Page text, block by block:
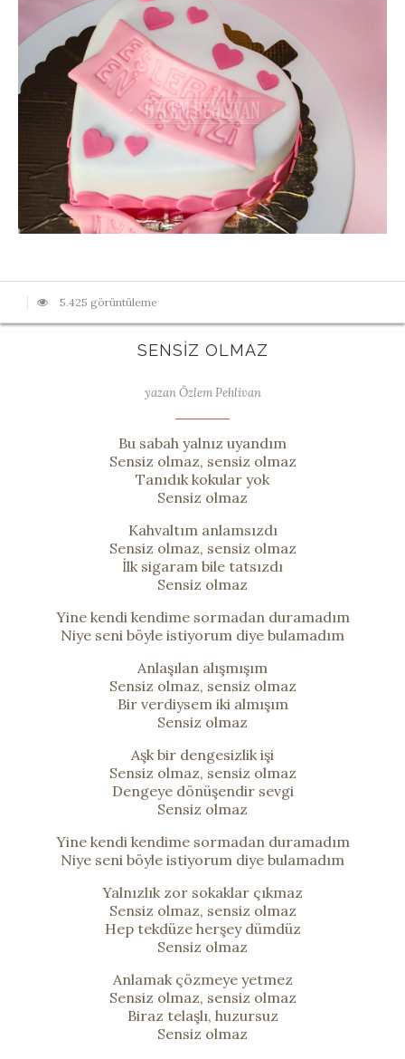
5.425 görüntüleme
SENSIZ OLMAZ
yazan Özlem Pehlivan
Bu sabah yalnız uyandım
Sensiz olmaz, sensiz olmaz
Tanıdık kokular yok
Sensiz olmaz
Kahvaltım anlamsızdı
Sensiz olmaz, sensiz olmaz
İlk sigaram bile tatsızdı
Sensiz olmaz
Yine kendi kendime sormadan duramadım
Niye seni böyle istiyorum diye bulamadım
Anlaşılan alışmışım
Sensiz olmaz, sensiz olmaz
Bir verdiysem iki almışım
Sensiz olmaz
Aşk bir dengesizlik işi
Sensiz olmaz, sensiz olmaz
Dengeye dönüşendir sevgi
Sensiz olmaz
Yine kendi kendime sormadan duramadım
Niye seni böyle istiyorum diye bulamadım
Yalnızlık zor sokaklar çıkmaz
Sensiz olmaz, sensiz olmaz
Hep tekdüze herşey dümdüz
Sensiz olmaz
Anlamak çözmeye yetmez
Sensiz olmaz, sensiz olmaz
Biraz telaşlı, huzursuz
Sensiz olmaz